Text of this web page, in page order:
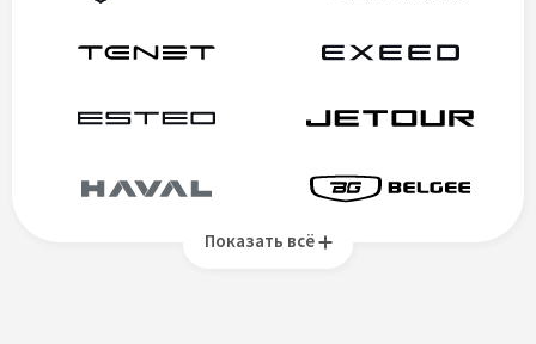
Показать всё